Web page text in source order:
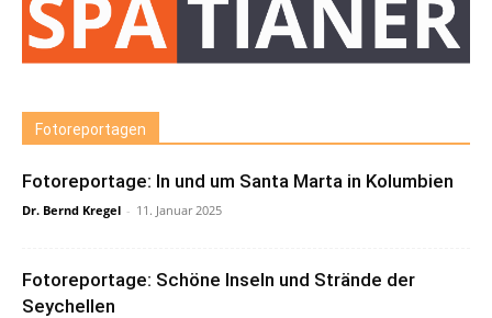
Fotoreportagen
Fotoreportage: In und um Santa Marta in Kolumbien
Dr. Bernd Kregel - 11. Januar 2025
Fotoreportage: Schöne Inseln und Strände der
Seychellen